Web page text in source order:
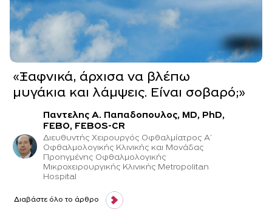
«Ξαφνικά, άρχισα να βλέπω
μυγάκια και λάμψεις. Είναι σοβαρό;»
Παντελης Α. Παπαδοπουλος, MD, PhD,
FEBO, FEBOS-CR
Διευθυντής Χειρουργός Οφθαλμίατρος Α’
Οφθαλμολογικής Κλινικής και Μονάδας
Προηγμένης Οφθαλμολογικής
Μικροχειρουργικής Κλινικής Metropolitan
Hospital
Διαβάστε όλο το άρθρο